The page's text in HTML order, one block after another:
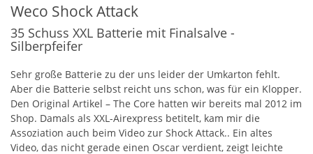
Weco Shock Attack
35 Schuss XXL Batterie mit Finalsalve -
Silberpfeifer
Sehr große Batterie zu der uns leider der Umkarton fehlt.
Aber die Batterie selbst reicht uns schon, was für ein Klopper.
Den Original Artikel – The Core hatten wir bereits mal 2012 im
Shop. Damals als XXL -Airexpress betitelt, kam mir die
Assoziation auch beim Video zur Shock Attack.. Ein altes
Video, das nicht gerade einen Oscar verdient, zeigt leichte